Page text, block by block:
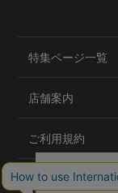
特集ページ一覧
店舗案内
ご利用規約
プライバシーポ